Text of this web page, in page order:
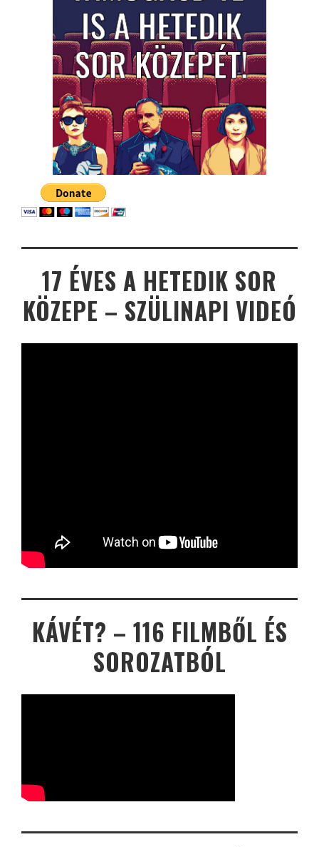
17 ÉVES A HETEDIK SOR
KÖZEPE – SZÜLINAPI VIDEÓ
KÁVÉT? – 116 FILMBŐL ÉS
SOROZATBÓL